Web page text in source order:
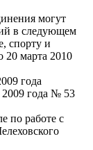
могут
в следующем
спорту и
20 марта 2010
года
2009 года № 53
по работе с